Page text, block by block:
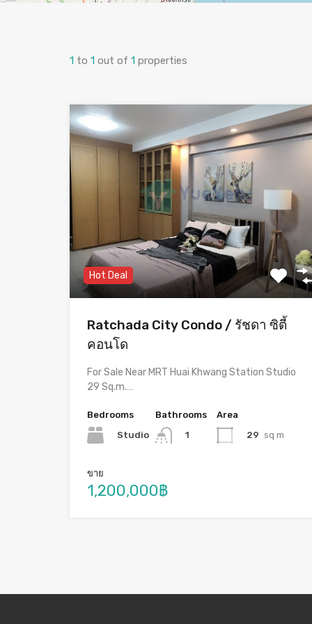
1 to 1 out of 1 properties
Hot Deal
Ratchada City Condo / รัชดา ซิตี้
คอนโด
For Sale Near MRT Huai Khwang Station Studio
29 Sq.m.…
Bedrooms
Studio
Bathrooms
1
Area
29 sq m
ขาย
1,200,000฿